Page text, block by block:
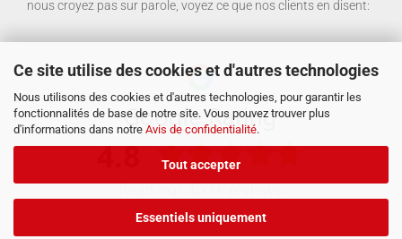
Ce site utilise des cookies et d'autres technologies
Nous utilisons des cookies et d'autres technologies, pour garantir les
fonctionnalités de base de notre site. Vous pouvez trouver plus
d'informations dans notre Avis de confidentialité.
Tout accepter
Essentiels uniquement
nous croyez pas sur parole, voyez ce que nos clients en disent: